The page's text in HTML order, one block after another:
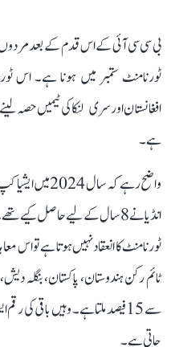
بی سی سی آئی کے اس قدم کے بعد مردوں
ٹورنامنٹ ستمبر میں ہونا ہے۔ اس
افغانستان اور سری لنکا کی ٹیمیں حصہ لینے
ہے۔
واضح رہے کہ
ٹورنامنٹ کا انعقاد نہیں ہوتا ہے تو اس
ٹائم رکن ہندوستان، پاکستان، بنگلہ
سے 15 فیصد ملتا ہے۔ وہیں باقی
جاتی ہے۔